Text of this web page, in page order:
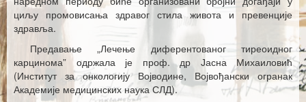
циљу промовисања здравог стила живота и превенције
здравља.
Предавање „Лечење диферентованог тиреоидног
карцинома” одржала је проф. др Јасна Михаиловић
(Институт за онкологију Војводине, Војвођански огранак
Академије медицинских наука СЛД).